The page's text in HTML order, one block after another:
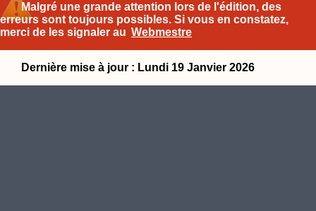
Malgré une grande attention lors de l'édition, des
erreurs sont toujours possibles. Si vous en constatez,
merci de les signaler au Webmestre
Dernière mise à jour : Lundi 19 Janvier 2026